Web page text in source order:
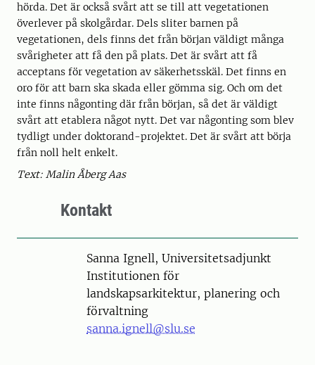
hörda. Det är också svårt att se till att vegetationen
överlever på skolgårdar. Dels sliter barnen på
vegetationen, dels finns det från början väldigt många
svårigheter att få den på plats. Det är svårt att få
acceptans för vegetation av säkerhetsskäl. Det finns en
oro för att barn ska skada eller gömma sig. Och om det
inte finns någonting där från början, så det är väldigt
svårt att etablera något nytt. Det var någonting som blev
tydligt under doktorand-projektet. Det är svårt att börja
från noll helt enkelt.
Text: Malin Åberg Aas
Kontakt
PersonSanna Ignell, Universitetsadjunkt
Institutionen för
landskapsarkitektur, planering och
förvaltning
sanna.ignell@slu.se